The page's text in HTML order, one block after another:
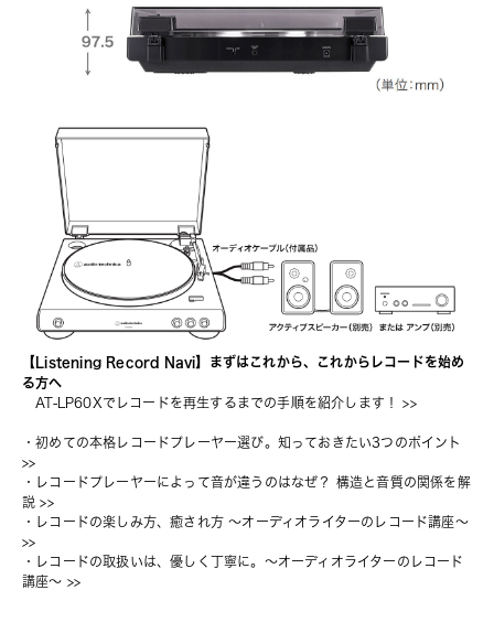
【Listening Record Navi】まずはこれから、これからレコードを始め
る方へ
AT-LP60Xでレコードを再生するまでの手順を紹介します！ >>
・初めての本格レコードプレーヤー選び。知っておきたい3つのポイント
>>
・ レコードプレーヤーによって音が違うのはなぜ？ 構造と音質の関係を解
説 >>
・ レコードの楽しみ方、癒され方 〜オーディオライターのレコード講座〜
>>
・ レコードの取扱いは、優しく丁寧に。〜オーディオライターのレコード
講座〜 >>